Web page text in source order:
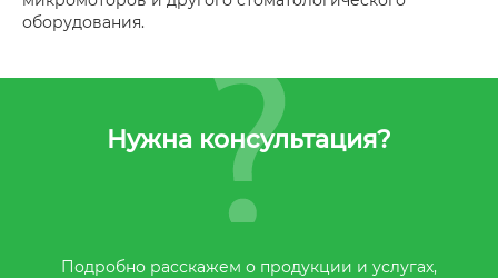
оборудования.
Нужна консультация?
Подробно расскажем о продукции и услугах,